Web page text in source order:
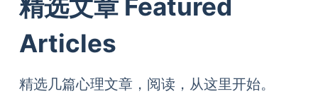
精选文章 Featured
Articles
精选几篇心理文章，阅读，从这里开始。